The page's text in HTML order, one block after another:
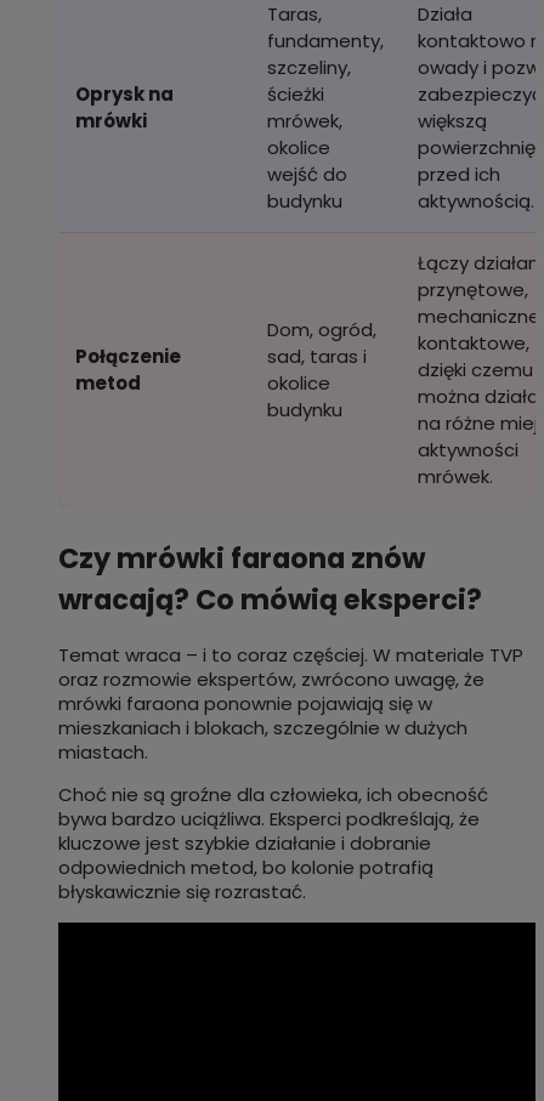
Oprysk na
mrówki
Taras,
fundamenty,
szczeliny,
ścieżki
mrówek,
okolice
wejść do
budynku
Działa
kontaktowo
owady i
zabezpieczyć
większą
powierzchnię
przed ich
aktywnością.
Połączenie
metod
Dom, ogród,
sad, taras i
okolice
budynku
Łączy
przynętowe,
mechaniczne
kontaktowe,
dzięki czemu
można
na różne
aktywności
mrówek.
Czy mrówki faraona znów
wracają? Co mówią eksperci?
Temat wraca – i to coraz częściej. W materiale TVP
oraz rozmowie ekspertów, zwrócono uwagę, że
mrówki faraona ponownie pojawiają się w
mieszkaniach i blokach, szczególnie w dużych
miastach.
Choć nie są groźne dla człowieka, ich obecność
bywa bardzo uciążliwa. Eksperci podkreślają, że
kluczowe jest szybkie działanie i dobranie
odpowiednich metod, bo kolonie potrafią
błyskawicznie się rozrastać.